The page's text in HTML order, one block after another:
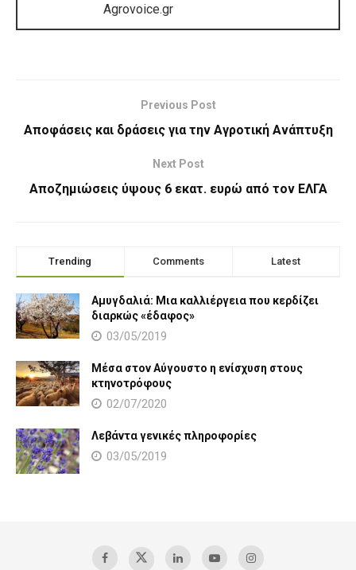
Agrovoice.gr
Previous Post
Αποφάσεις και δράσεις για την Αγροτική Ανάπτυξη
Next Post
Αποζημιώσεις ύψους 6 εκατ. ευρώ από τον ΕΛΓΑ
Trending Comments Latest
Αμυγδαλιά: Μια καλλιέργεια που κερδίζει
διαρκώς «έδαφος»
03/05/2019
Μέσα στον Αύγουστο η ενίσχυση στους
κτηνοτρόφους
02/07/2020
Λεβάντα γενικές πληροφορίες
03/05/2019